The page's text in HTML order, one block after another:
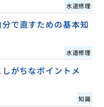
水道修理
で直すための基本知
水道修理
がちなポイントメ
知識